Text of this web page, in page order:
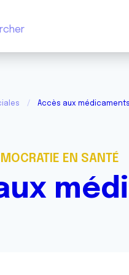
Accès aux médicaments
EN SANTÉ